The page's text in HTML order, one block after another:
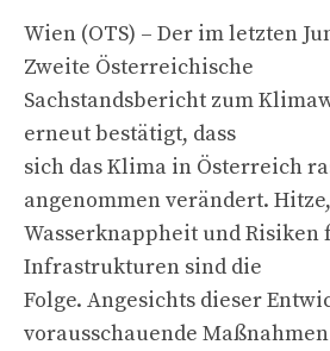
Wien (OTS) – Der im letzten
Zweite Österreichische
Sachstandsbericht zum
erneut bestätigt, dass
sich das Klima in Österreich
angenommen verändert. Hitze,
Wasserknappheit und
Infrastrukturen sind die
Folge. Angesichts dieser
vorausschauende Maßnahmen